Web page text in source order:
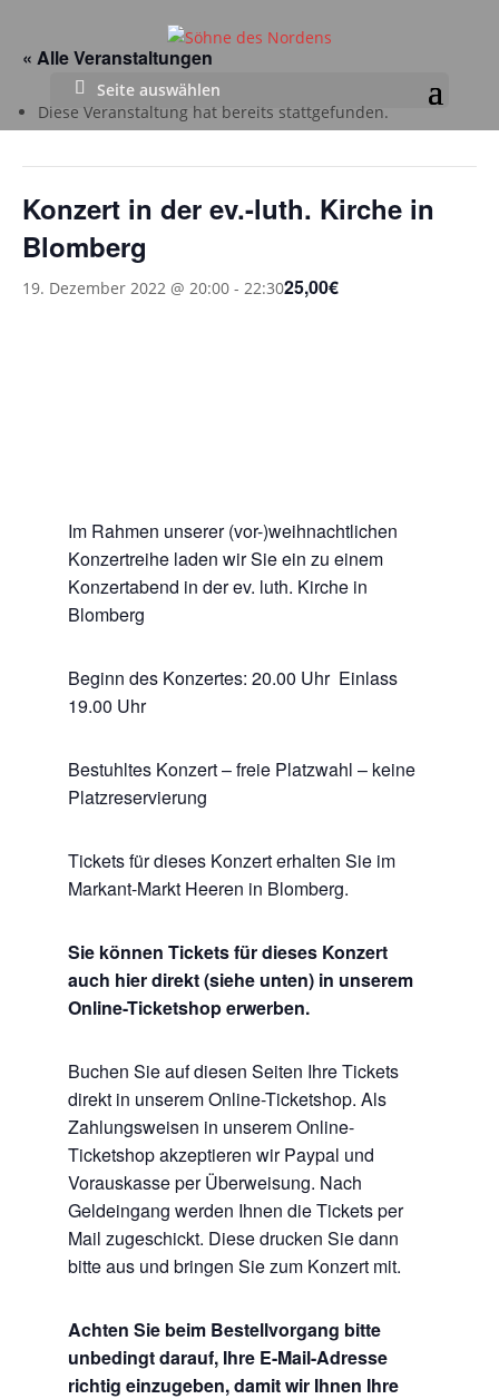
Seite auswählen
« Alle Veranstaltungen
Diese Veranstaltung hat bereits stattgefunden.
Konzert in der ev.-luth. Kirche in
Blomberg
19. Dezember 2022 @ 20:00 - 22:3025,00€
Im Rahmen unserer (vor-)weihnachtlichen
Konzertreihe laden wir Sie ein zu einem
Konzertabend in der ev. luth. Kirche in
Blomberg
Beginn des Konzertes: 20.00 Uhr Einlass
19.00 Uhr
Bestuhltes Konzert – freie Platzwahl – keine
Platzreservierung
Tickets für dieses Konzert erhalten Sie im
Markant-Markt Heeren in Blomberg.
Sie können Tickets für dieses Konzert
auch hier direkt (siehe unten) in unserem
Online-Ticketshop erwerben.
Buchen Sie auf diesen Seiten Ihre Tickets
direkt in unserem Online-Ticketshop. Als
Zahlungsweisen in unserem Online-
Ticketshop akzeptieren wir Paypal und
Vorauskasse per Überweisung. Nach
Geldeingang werden Ihnen die Tickets per
Mail zugeschickt. Diese drucken Sie dann
bitte aus und bringen Sie zum Konzert mit.
Achten Sie beim Bestellvorgang bitte
unbedingt darauf, Ihre E-Mail-Adresse
richtig einzugeben, damit wir Ihnen Ihre